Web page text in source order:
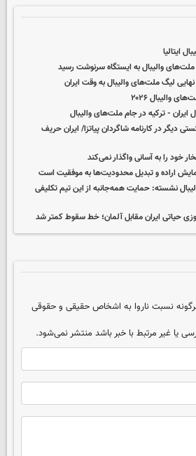
والیبال به ایستگاه سرنوشت رسید
لیگ ملت‌های والیبال به وقت ایران
والیبال ۲۰۲۶
ایران - ترکیه در جام ملت‌های والیبال
دیگر در کارنامه شاگردان پیاتزا/ ایران حریف
خود را به آسانی واگذار نمی‌کند
اراده و تبدیل محدودیت‌ها به موفقیت است
نشسته: حمایت همه‌جانبه از این تیم تکلیفی
حیاتی ایران مقابل آلمان؛ خط سقوط کمتر شد
نسبت ناروا به اشخاص حقیقی و حقوقی
یا غیر مرتبط با خبر باشد منتشر نمی‌شود.